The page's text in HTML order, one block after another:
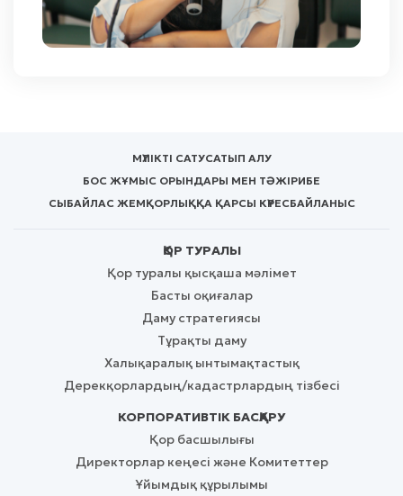
МҮЛІКТІ САТУСАТЫП АЛУ
БОС ЖҰМЫС ОРЫНДАРЫ МЕН ТӘЖІРИБЕ
СЫБАЙЛАС ЖЕМҚОРЛЫҚҚА ҚАРСЫ КҮРЕСБАЙЛАНЫС
ҚОР ТУРАЛЫ
Қор туралы қысқаша мәлімет
Басты оқиғалар
Даму стратегиясы
Тұрақты даму
Халықаралық ынтымақтастық
Дерекқорлардың/кадастрлардың тізбесі
КОРПОРАТИВТІК БАСҚАРУ
Қор басшылығы
Директорлар кеңесі және Комитеттер
Ұйымдық құрылымы